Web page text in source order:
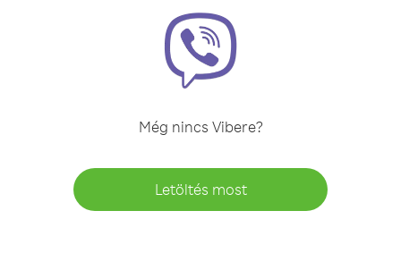
Még nincs Vibere?
Letöltés most